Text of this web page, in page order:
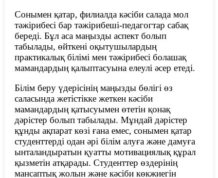
Сонымен қатар, филиалда кәсіби салада мол
тәжірибесі бар тәжірибеші-педагогтар сабақ
береді. Бұл аса маңызды аспект болып
табылады, өйткені оқытушылардың
практикалық білімі мен тәжірибесі болашақ
мамандардың қалыптасуына елеулі әсер етеді.
Білім беру үдерісінің маңызды бөлігі өз
саласында жетістікке жеткен кәсіби
мамандардың қатысуымен өтетін қонақ
дәрістер болып табылады. Мұндай дәрістер
құнды ақпарат көзі ғана емес, сонымен қатар
студенттерді одан әрі білім алуға және дамуға
ынталандыратын қуатты мотивациялық құрал
қызметін атқарады. Студенттер өздерінің
мансаптық жолын және кәсіби көкжиегін